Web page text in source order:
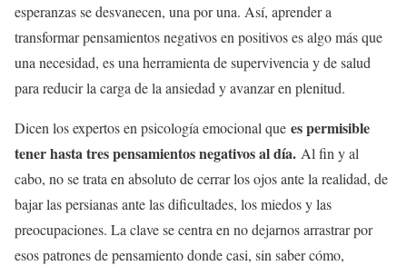
esperanzas se desvanecen, una por una. Así, aprender a
transformar pensamientos negativos en positivos es algo más que
una necesidad, es una herramienta de supervivencia y de salud
para reducir la carga de la ansiedad y avanzar en plenitud.
Dicen los expertos en psicología emocional que es permisible
tener hasta tres pensamientos negativos al día. Al fin y al
cabo, no se trata en absoluto de cerrar los ojos ante la realidad, de
bajar las persianas ante las dificultades, los miedos y las
preocupaciones. La clave se centra en no dejarnos arrastrar por
esos patrones de pensamiento donde casi, sin saber cómo,